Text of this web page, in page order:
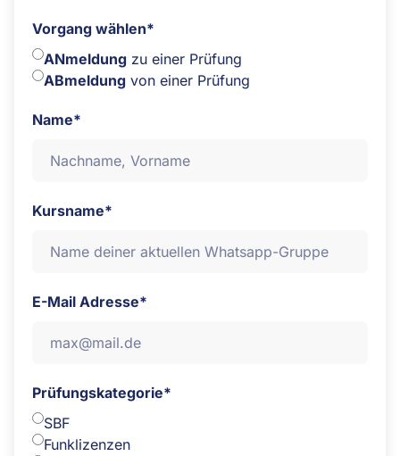
Vorgang wählen*
ANmeldung zu einer Prüfung
ABmeldung von einer Prüfung
Name*
Kursname*
E-Mail Adresse*
Prüfungskategorie*
SBF
Funklizenzen